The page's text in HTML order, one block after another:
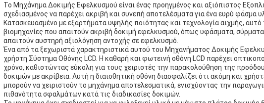
Το Μηχάνημα Δοκιμής Εφελκυσμού είναι ένας προηγμένος και αξιόπιστος
σχεδιασμένος να παρέχει ακριβή και συνεπή αποτελέσματα για ένα ευρύ φάσμα
Κατασκευασμένο με εξαρτήματα υψηλής ποιότητας και τεχνολογία αιχμής, αυτό
βιομηχανίες που απαιτούν ακριβή δοκιμή εφελκυσμού, όπως υφάσματα,
απαιτούν αυστηρή αξιολόγηση αντοχής σε εφελκυσμό.
Ένα από τα ξεχωριστά χαρακτηριστικά αυτού του Μηχανήματος Δοκιμής
χρήστη Σύστημα Οθόνης LCD. Η καθαρή και φωτεινή οθόνη LCD παρέχει
χρόνο, καθιστώντας εύκολη για τους χειριστές την παρακολούθηση της
δοκιμών με ακρίβεια. Αυτή η διαισθητική οθόνη διασφαλίζει ότι ακόμη και
μπορούν να χειριστούν το μηχάνημα αποτελεσματικά, ενισχύοντας την
πιθανότητα σφαλμάτων κατά τις διαδικασίες δοκιμών.